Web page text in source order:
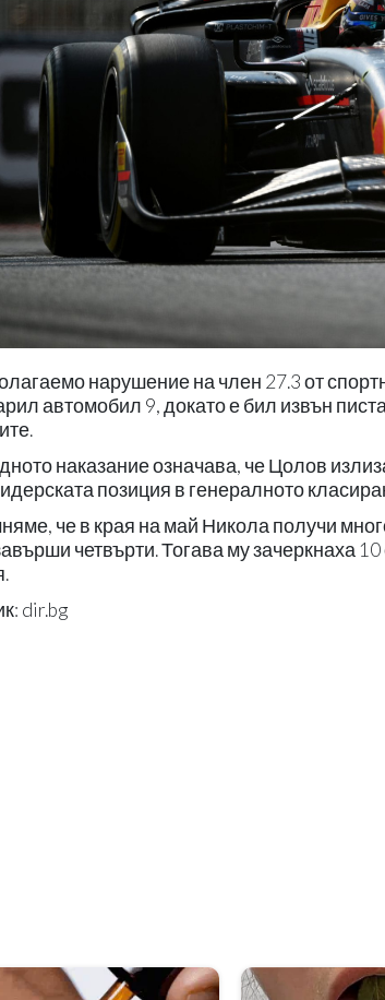
нарушение на член 27.3 от
автомобил 9, докато е бил извън
наказание означава, че Цолов
позиция в генералното
че в края на май Никола получи
четвърти. Тогава му зачеркнаха
dir.bg